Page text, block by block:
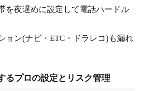
を夜遅めに設定して電話ハードル
ョン(ナビ・ETC・ドラレコ)も漏れ
るプロの設定とリスク管理